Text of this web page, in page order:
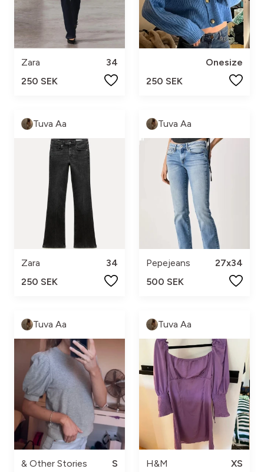
Zara
34
250 SEK
Onesize
250 SEK
Tuva Aa
Zara
34
250 SEK
Tuva Aa
Pepejeans
27x34
500 SEK
Tuva Aa
& Other Stories
S
Tuva Aa
H&M
XS